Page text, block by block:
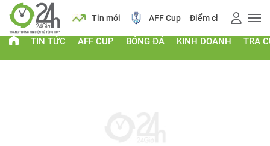
Lịch Tin mới AFF Cup Điểm chuẩn 2026
TIN TỨC AFF CUP BÓNG ĐÁ KINH DOANH TRA